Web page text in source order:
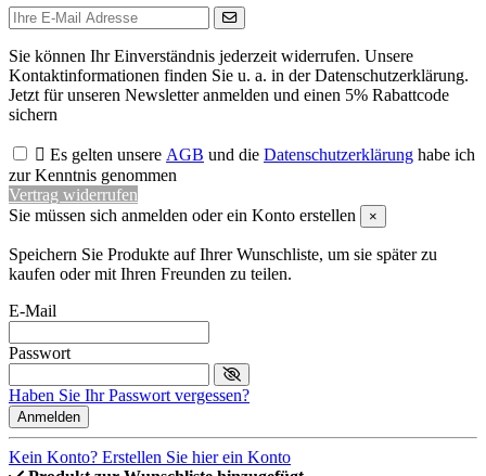
Sie können Ihr Einverständnis jederzeit widerrufen. Unsere
Kontaktinformationen finden Sie u. a. in der Datenschutzerklärung.
Jetzt für unseren Newsletter anmelden und einen 5% Rabattcode
sichern
 Es gelten unsere AGB und die Datenschutzerklärung habe ich
zur Kenntnis genommen
Vertrag widerrufen
Sie müssen sich anmelden oder ein Konto erstellen
×
Speichern Sie Produkte auf Ihrer Wunschliste, um sie später zu
kaufen oder mit Ihren Freunden zu teilen.
E-Mail
Passwort
Haben Sie Ihr Passwort vergessen?
Anmelden
Kein Konto? Erstellen Sie hier ein Konto